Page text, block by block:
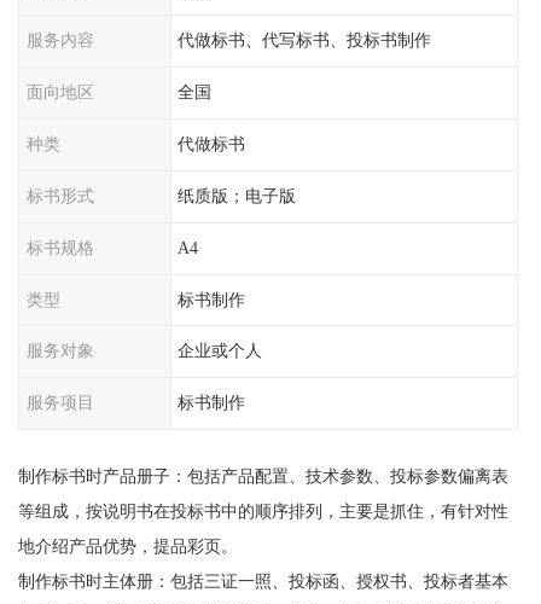
服务内容 代做标书、代写标书、投标书制作
面向地区 全国
种类 代做标书
标书形式 纸质版；电子版
标书规格 A4
类型 标书制作
服务对象 企业或个人
服务项目 标书制作
制作标书时产品册子：包括产品配置、技术参数、投标参数偏离表
等组成，按说明书在投标书中的顺序排列，主要是抓住，有针对性
地介绍产品优势，提品彩页。
制作标书时主体册：包括三证一照、投标函、授权书、投标者基本